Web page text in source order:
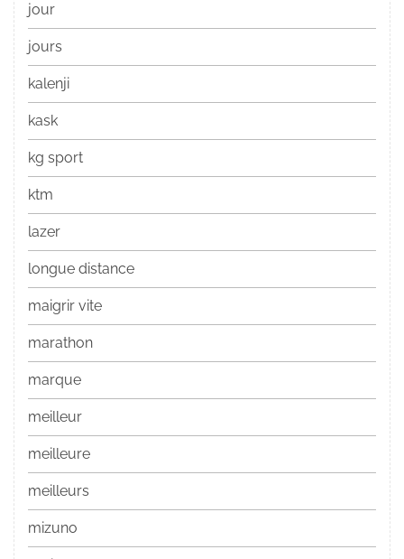
jour
jours
kalenji
kask
kg sport
ktm
lazer
longue distance
maigrir vite
marathon
marque
meilleur
meilleure
meilleurs
mizuno